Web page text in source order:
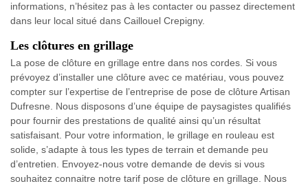
informations, n’hésitez pas à les contacter ou passez directement
dans leur local situé dans Caillouel Crepigny.
Les clôtures en grillage
La pose de clôture en grillage entre dans nos cordes. Si vous
prévoyez d’installer une clôture avec ce matériau, vous pouvez
compter sur l’expertise de l’entreprise de pose de clôture Artisan
Dufresne. Nous disposons d’une équipe de paysagistes qualifiés
pour fournir des prestations de qualité ainsi qu’un résultat
satisfaisant. Pour votre information, le grillage en rouleau est
solide, s’adapte à tous les types de terrain et demande peu
d’entretien. Envoyez-nous votre demande de devis si vous
souhaitez connaitre notre tarif pose de clôture en grillage. Nous